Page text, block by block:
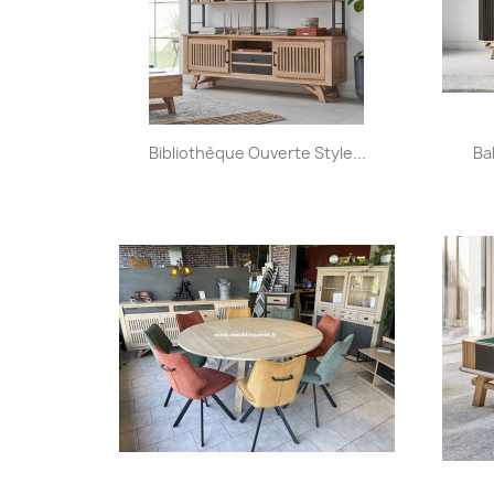
Aperçu rapide
Bibliothèque Ouverte Style...